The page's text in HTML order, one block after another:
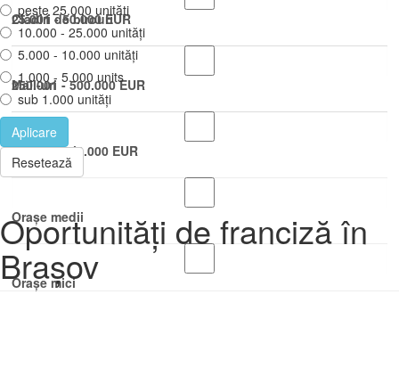
25.001 - 50.000 EUR
250.001 - 500.000 EUR
50.001 - 100.000 EUR
Clădiri de birouri
Mall-uri
Orașe mari
Orașe medii
Orașe mici
peste 25.000 unități
10.000 - 25.000 unități
5.000 - 10.000 unități
1.000 - 5.000 units
sub 1.000 unități
Aplicare
Resetează
Oportunități de franciză în
Brașov